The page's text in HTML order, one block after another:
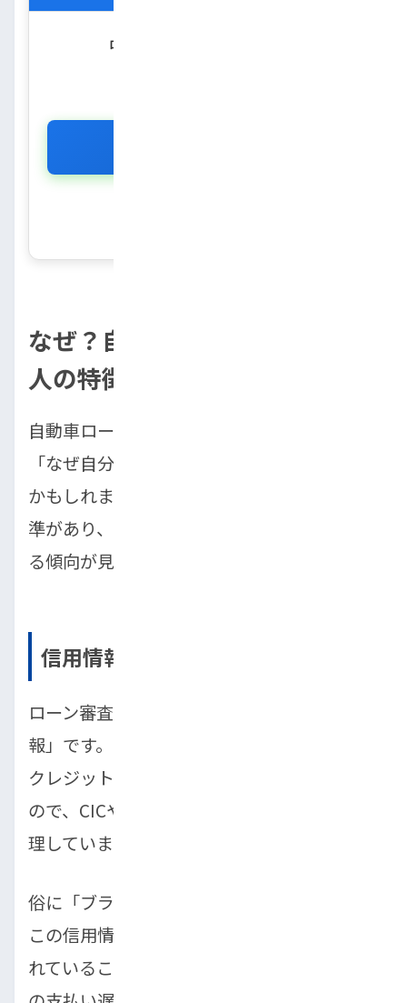
ローン審査に通るか不安な方へ。
なぜ？自動車ローンが通らない
人の特徴
自動車ローンの審査に落ちてしまった時、
「なぜ自分が？」と理由がわからず混乱する
かもしれません。しかし、審査には明確な基
準があり、通らない方にはいくつかの共通す
る傾向が見られます。
信用情報機関に懸念がある
ローン審査で最も重視されるのが「信用情
報」です。これは、あなたの過去のローンや
クレジットカードの利用履歴が記録されたも
ので、CICやJICCといった信用情報機関が管
理しています。
俗に「ブラックリスト」と呼ばれる状態は、
この信用情報に「異動」という情報が記録さ
れていることを指します。具体的には、長期